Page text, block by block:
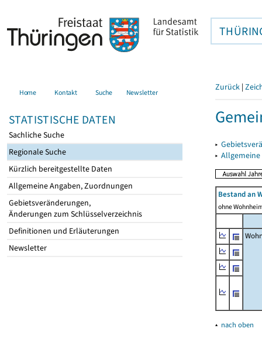
Home Kontakt Suche Newsletter
STATISTISCHE DATEN
Sachliche Suche
Regionale Suche
Kürzlich bereitgestellte Daten
Allgemeine Angaben, Zuordnungen
Gebietsveränderungen,
Änderungen zum Schlüsselverzeichnis
Definitionen und Erläuterungen
Newsletter
Zurück |
▸
▸
Bestand an
ohne
▴ nach oben